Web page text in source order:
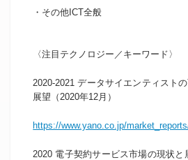
・その他ICT全般
​〈注目テクノロジー／キーワード〉
2020-2021 データサイエンティスト
展望（2020年12月）
https://www.yano.co.jp/
2020 電子契約サービス市場の現状